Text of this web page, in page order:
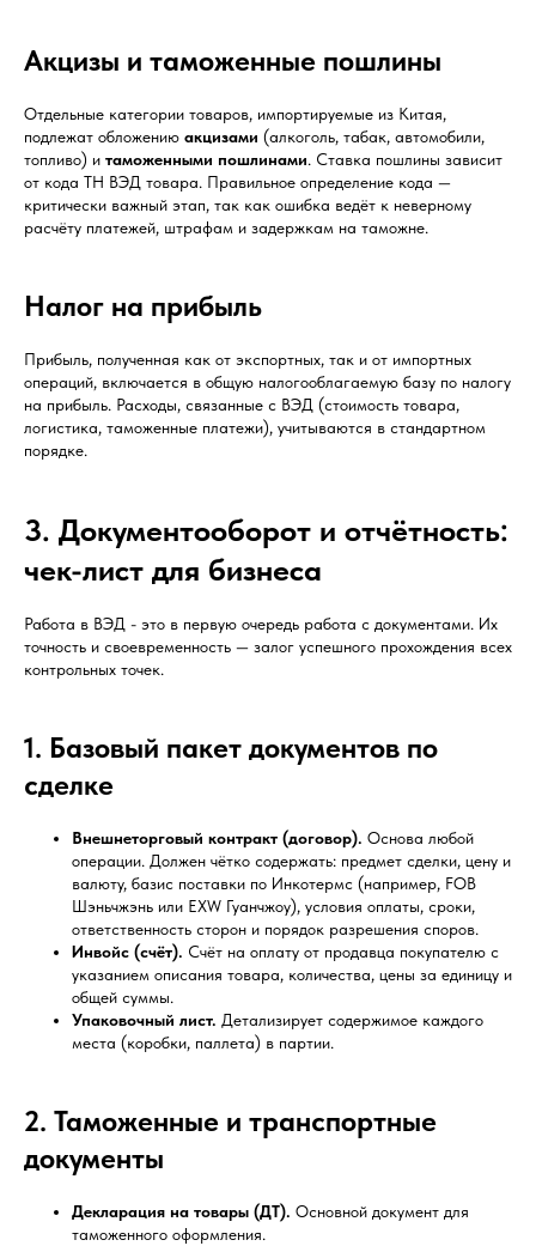
Акцизы и таможенные пошлины
Отдельные категории товаров, импортируемые из Китая,
подлежат обложению акцизами (алкоголь, табак, автомобили,
топливо) и таможенными пошлинами. Ставка пошлины зависит
от кода ТН ВЭД товара. Правильное определение кода —
критически важный этап, так как ошибка ведёт к неверному
расчёту платежей, штрафам и задержкам на таможне.
Налог на прибыль
Прибыль, полученная как от экспортных, так и от импортных
операций, включается в общую налогооблагаемую базу по налогу
на прибыль. Расходы, связанные с ВЭД (стоимость товара,
логистика, таможенные платежи), учитываются в стандартном
порядке.
3. Документооборот и отчётность:
чек-лист для бизнеса
Работа в ВЭД - это в первую очередь работа с документами. Их
точность и своевременность — залог успешного прохождения всех
контрольных точек.
1. Базовый пакет документов по
сделке
Внешнеторговый контракт (договор). Основа любой
операции. Должен чётко содержать: предмет сделки, цену и
валюту, базис поставки по Инкотермс (например, FOB
Шэньчжэнь или EXW Гуанчжоу), условия оплаты, сроки,
ответственность сторон и порядок разрешения споров.
Инвойс (счёт). Счёт на оплату от продавца покупателю с
указанием описания товара, количества, цены за единицу и
общей суммы.
Упаковочный лист. Детализирует содержимое каждого
места (коробки, паллета) в партии.
2. Таможенные и транспортные
документы
Декларация на товары (ДТ). Основной документ для
таможенного оформления.